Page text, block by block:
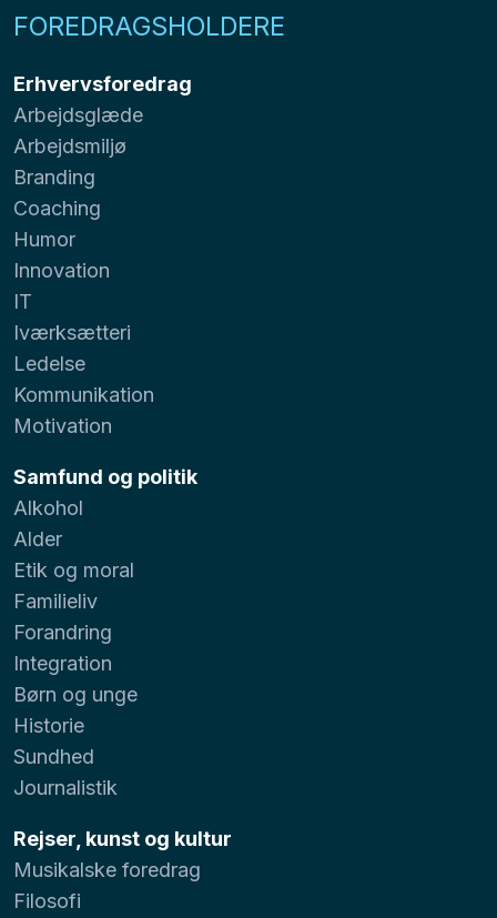
FOREDRAGSHOLDERE
Erhvervsforedrag
Arbejdsglæde
Arbejdsmiljø
Branding
Coaching
Humor
Innovation
IT
Iværksætteri
Ledelse
Kommunikation
Motivation
Samfund og politik
Alkohol
Alder
Etik og moral
Familieliv
Forandring
Integration
Børn og unge
Historie
Sundhed
Journalistik
Rejser, kunst og kultur
Musikalske foredrag
Filosofi